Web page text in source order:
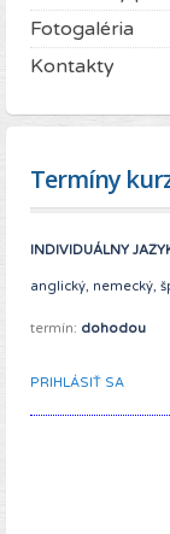
Fotogaléria
Kontakty
Termíny
INDIVIDUÁLNY
anglický, nemecký,
termín: dohodou
PRIHLÁSIŤ SA